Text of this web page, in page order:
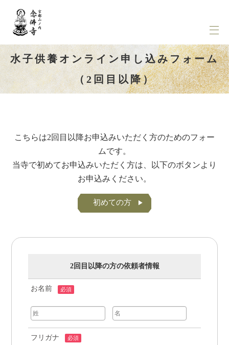
水子供養オンライン申し込みフォーム
（2回目以降）
こちらは2回目以降お申込みいただく方のためのフォー
ムです。
当寺で初めてお申込みいただく方は、以下のボタンより
お申込みください。
初めての方
2回目以降の方の依頼者情報
お名前 必須
フリガナ 必須